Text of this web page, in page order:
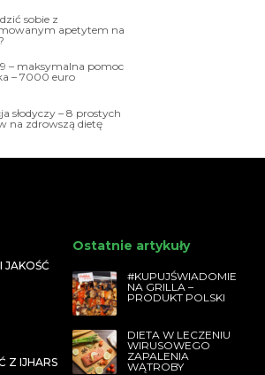
sobie z
apetytem na
– maksymalna pomoc
– 7000 euro
słodyczy – 8 prostych
na zdrowszą dietę
JAKOŚĆ
Z IJHARS
Ostatnie artykuły
#KUPUJŚWIADOMIE
NA GRILLA –
PRODUKT POLSKI
DIETA W LECZENIU
WIRUSOWEGO
ZAPALENIA
WĄTROBY